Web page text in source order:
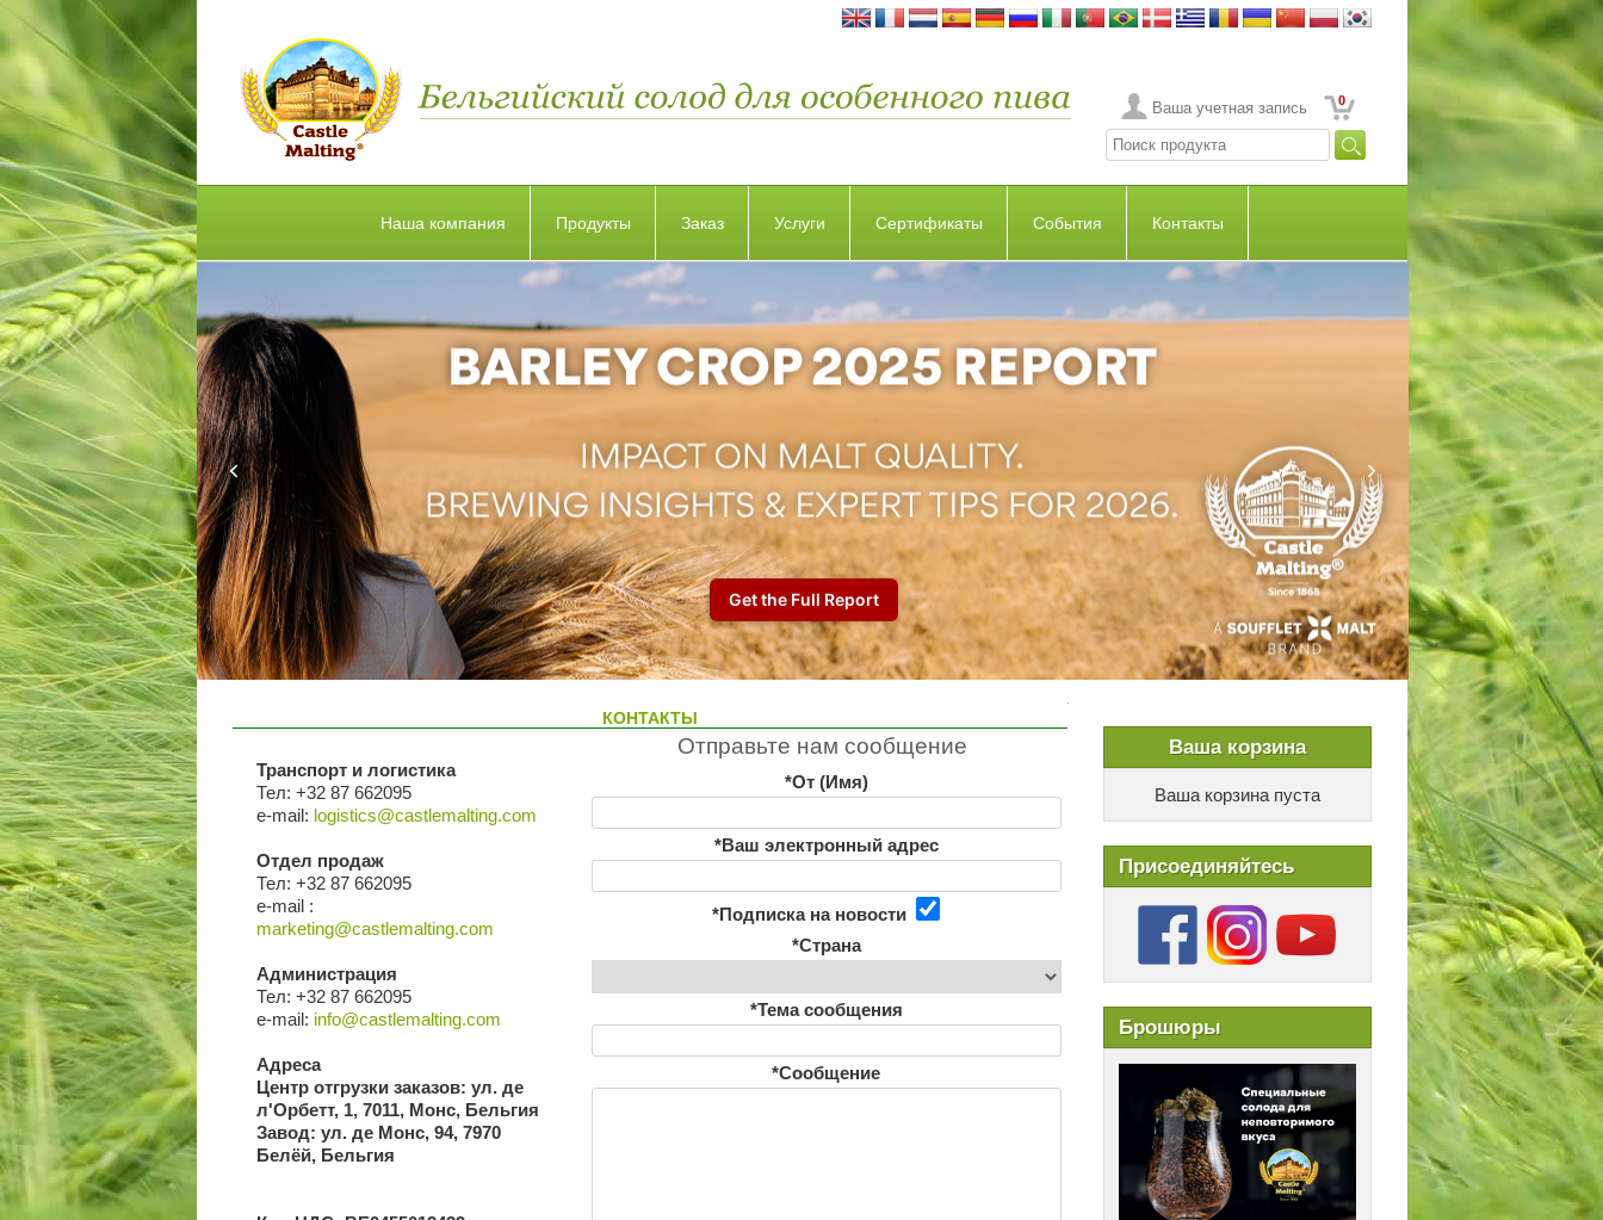
Ваша учетная запись 0
Наша компания Продукты Заказ Услуги Сертификаты События Контакты
Ваша корзина
Ваша корзина пуста
Присоединяйтесь
Брошюры
КОНТАКТЫ
Транспорт и логистика
Тел: +32 87 662095
e-mail: logistics@castlemalting.com
Отдел продаж
Тел: +32 87 662095
e-mail :
marketing@castlemalting.com
Администрация
Тел: +32 87 662095
e-mail: info@castlemalting.com
Адреса
Центр отгрузки заказов: ул. де
л'Орбетт, 1, 7011, Монс, Бельгия
Завод: ул. де Монс, 94, 7970
Белёй, Бельгия
Отправьте нам сообщение
*От (Имя)
*Ваш электронный адрес
*Подписка на новости
*Страна
*Тема сообщения
*Сообщение